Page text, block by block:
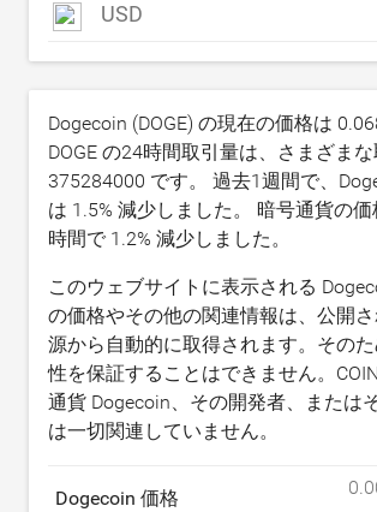
USD
Dogecoin (DOGE) の現在の価格は
DOGE の24時間取引量は、さまざま
375284000 です。 過去1週間で、
は 1.5% 減少しました。 暗号通貨の
時間で 1.2% 減少しました。
このウェブサイトに表示される
の価格やその他の関連情報は、公開
源から自動的に取得されます。その
性を保証することはできません。
通貨 Dogecoin、その開発者、または
は一切関連していません。
Dogecoin 価格